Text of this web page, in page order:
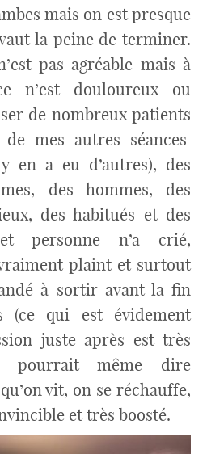
mais on est presque
la peine de terminer.
pas agréable mais à
n’est douloureux ou
de nombreux patients
mes autres séances
en a eu d’autres), des
des hommes, des
des habitués et des
personne n’a crié,
plaint et surtout
à sortir avant la fin
(ce qui est évidement
juste après est très
pourrait même dire
vit, on se réchauffe,
et très boosté.